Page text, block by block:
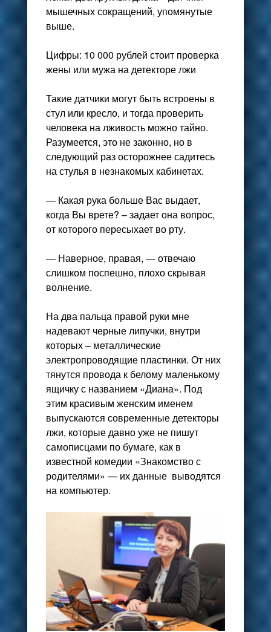
мышечных сокращений, упомянутые
выше.
Цифры: 10 000 рублей стоит проверка
жены или мужа на детекторе лжи
Такие датчики могут быть встроены в
стул или кресло, и тогда проверить
человека на лживость можно тайно.
Разумеется, это не законно, но в
следующий раз осторожнее садитесь
на стулья в незнакомых кабинетах.
— Какая рука больше Вас выдает,
когда Вы врете? – задает она вопрос,
от которого пересыхает во рту.
— Наверное, правая, — отвечаю
слишком поспешно, плохо скрывая
волнение.
На два пальца правой руки мне
надевают черные липучки, внутри
которых – металлические
электропроводящие пластинки. От них
тянутся провода к белому маленькому
ящичку с названием «Диана». Под
этим красивым женским именем
выпускаются современные детекторы
лжи, которые давно уже не пишут
самописцами по бумаге, как в
известной комедии «Знакомство с
родителями» — их данные выводятся
на компьютер.